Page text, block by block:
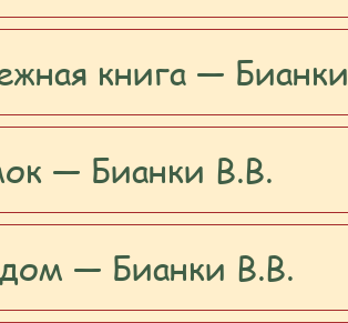
книга —
— Бианки В.В.
— Бианки В.В.